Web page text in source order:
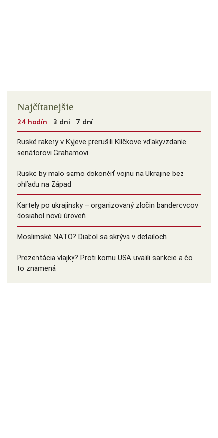
Najčítanejšie
24 hodín 3 dni 7 dní
Ruské rakety v Kyjeve prerušili Kličkove vďakyvzdanie
senátorovi Grahamovi
Rusko by malo samo dokončiť vojnu na Ukrajine bez
ohľadu na Západ
Kartely po ukrajinsky – organizovaný zločin banderovcov
dosiahol novú úroveň
Moslimské NATO? Diabol sa skrýva v detailoch
Prezentácia vlajky? Proti komu USA uvalili sankcie a čo
to znamená